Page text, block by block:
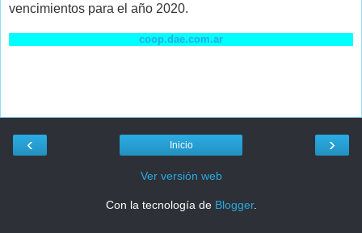
vencimientos para el año 2020.
coop.dae.com.ar
‹ ›
Inicio
Ver versión web
Con la tecnología de Blogger.